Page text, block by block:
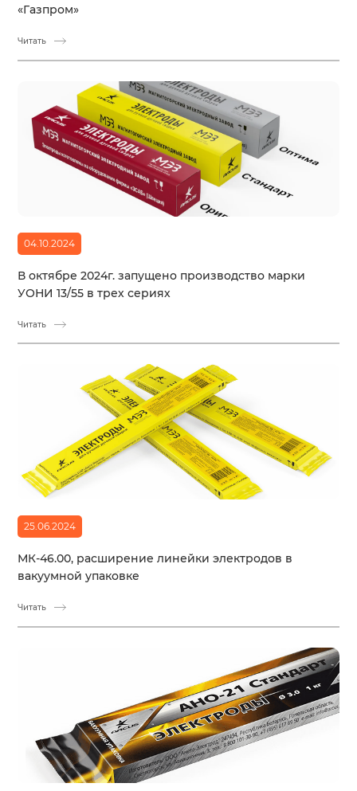
«Газпром»
Читать
04.10.2024
В октябре 2024г. запущено производство марки
УОНИ 13/55 в трех сериях
Читать
25.06.2024
МК-46.00, расширение линейки электродов в
вакуумной упаковке
Читать